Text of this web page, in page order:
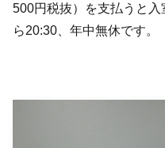
500円税抜）を支払うと
ら20:30、年中無休です。